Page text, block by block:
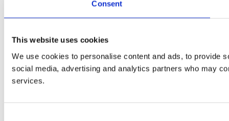
Consent
This website uses cookies
We use cookies to personalise content and ads, to provide
social media, advertising and analytics partners who may
services.